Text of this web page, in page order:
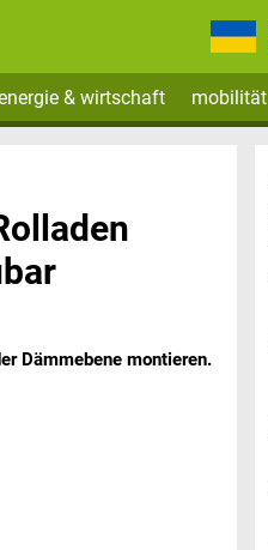
& wirtschaft mobilität
Dämmebene montieren.